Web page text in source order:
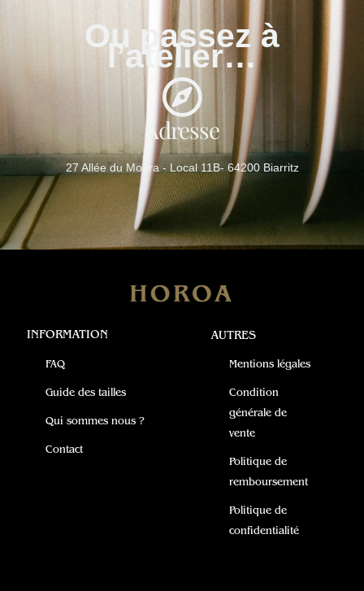
Ou passez à
l’atelier…
Adresse
27 Allée du Moura - Local 11B- 64200 Biarritz
INFORMATION
FAQ
Guide des tailles
Qui sommes nous ?
Contact
AUTRES
Mentions légales
Condition
générale de
vente
Politique de
remboursement
Politique de
confidentialité